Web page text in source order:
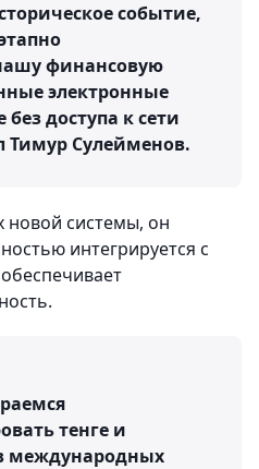
событие,
финансовую
электронные
доступа к сети
Тимур Сулейменов.
новой системы, он
интегрируется с
тенге и
международных